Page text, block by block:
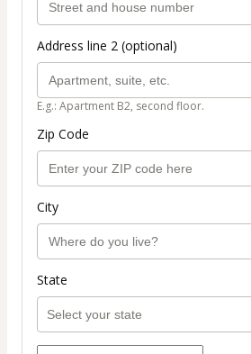
Address line 2 (optional)
E.g.: Apartment B2, second floor.
Zip Code
City
State